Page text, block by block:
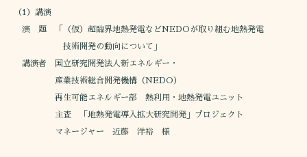
（1）講演
演 題 「（仮）超臨界地熱発電などNEDOが取り組む地熱発電
技術開発の動向について」
講演者 国立研究開発法人新エネルギー・
産業技術総合開発機構（NEDO）
再生可能エネルギー部 熱利用・地熱発電ユニット
主査 「地熱発電導入拡大研究開発」プロジェクト
マネージャー 近藤 洋裕 様